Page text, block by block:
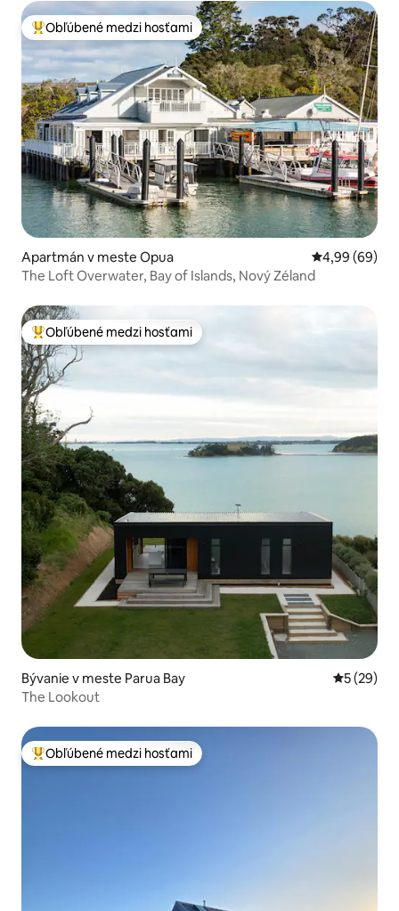
Najobľúbenejšie medzi hosťami
Obľúbené medzi hosťami
Apartmán v meste Opua Priemerné
4,99 (69)
The Loft Overwater, Bay of Islands, Nový Zéland
Najobľúbenejšie medzi hosťami
Obľúbené medzi hosťami
Bývanie v meste Parua Bay
5 (29)
The Lookout
Najobľúbenejšie medzi hosťami
Obľúbené medzi hosťami